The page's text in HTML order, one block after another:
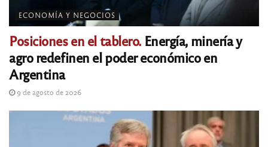
ECONOMÍA Y NEGOCIOS
Posiciones en el tablero. Energía, minería y
agro redefinen el poder económico en
Argentina
9 de agosto de 2026